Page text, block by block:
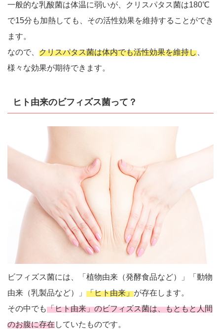
一般的な乳酸菌は体温に弱いが、クリスパタス菌は180℃
で15分も加熱しても、その活性効果を維持することができ
ます。
なので、 クリスパタス菌は体内でも活性効果を維持し、
様々な効果が期待できます。
ヒト由来のビフィズス菌って？
ビフィズス菌には、「植物由来（発酵食品など）」「動物
由来（乳製品など）」 「ヒト由来」が存在します。
その中でも「ヒト由来」のビフィズス菌は、もともと人間
のお腹に存在していたものです。